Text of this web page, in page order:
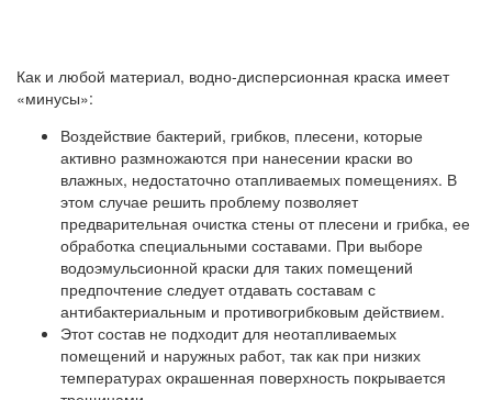
Как и любой материал, водно-дисперсионная краска имеет
«минусы»:
Воздействие бактерий, грибков, плесени, которые
активно размножаются при нанесении краски во
влажных, недостаточно отапливаемых помещениях. В
этом случае решить проблему позволяет
предварительная очистка стены от плесени и грибка, ее
обработка специальными составами. При выборе
водоэмульсионной краски для таких помещений
предпочтение следует отдавать составам с
антибактериальным и противогрибковым действием.
Этот состав не подходит для неотапливаемых
помещений и наружных работ, так как при низких
температурах окрашенная поверхность покрывается